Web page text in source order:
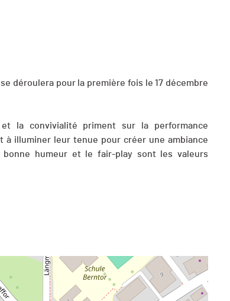
déroulera pour la première fois le 17 décembre
la convivialité priment sur la performance
illuminer leur tenue pour créer une ambiance
humeur et le fair-play sont les valeurs